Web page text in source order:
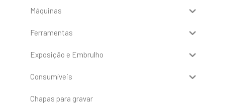
Máquinas
Ferramentas
Exposição e Embrulho
Consumíveis
Chapas para gravar